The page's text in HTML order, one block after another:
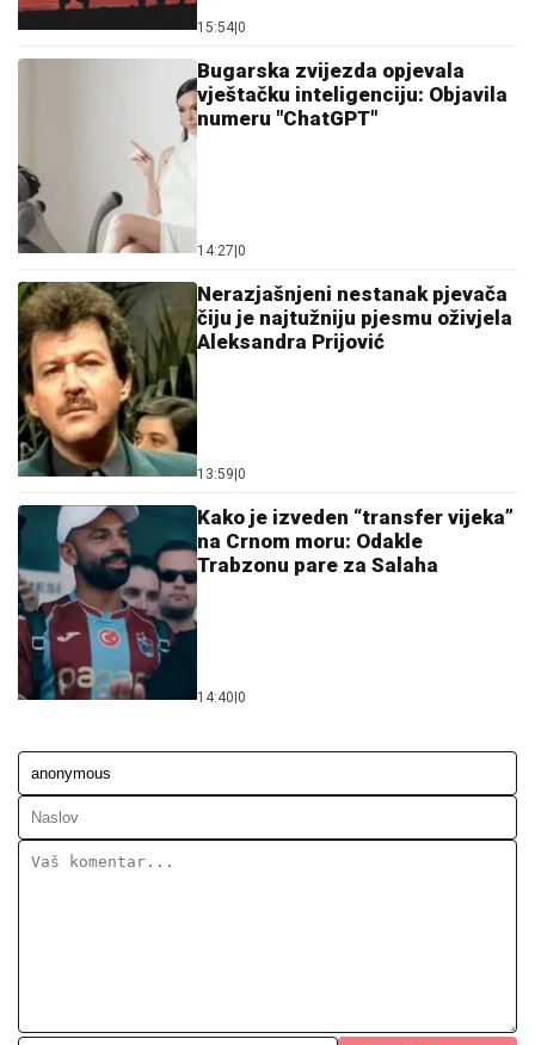
15:54 0
Bugarska zvijezda opjevala
vještačku inteligenciju: Objavila
numeru "ChatGPT"
14:27 0
Nerazjašnjeni nestanak pjevača
čiju je najtužniju pjesmu oživjela
Aleksandra Prijović
13:59 0
Kako je izveden “transfer vijeka”
na Crnom moru: Odakle
Trabzonu pare za Salaha
14:40 0